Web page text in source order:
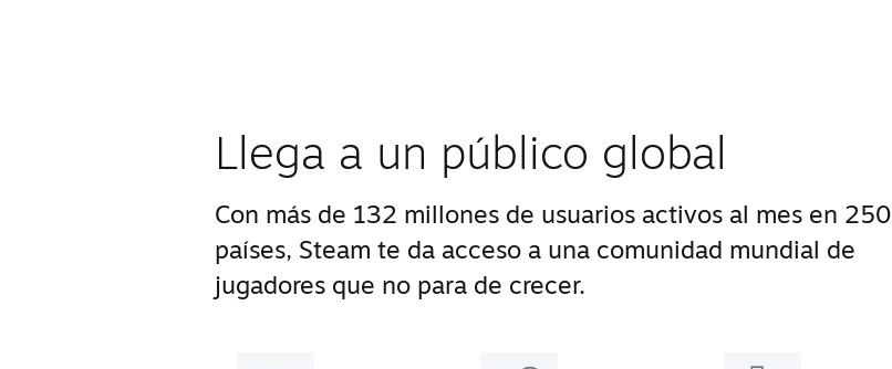
Llega a un público global
Con más de 132 millones de usuarios activos al mes en 250
países, Steam te da acceso a una comunidad mundial de
jugadores que no para de crecer.